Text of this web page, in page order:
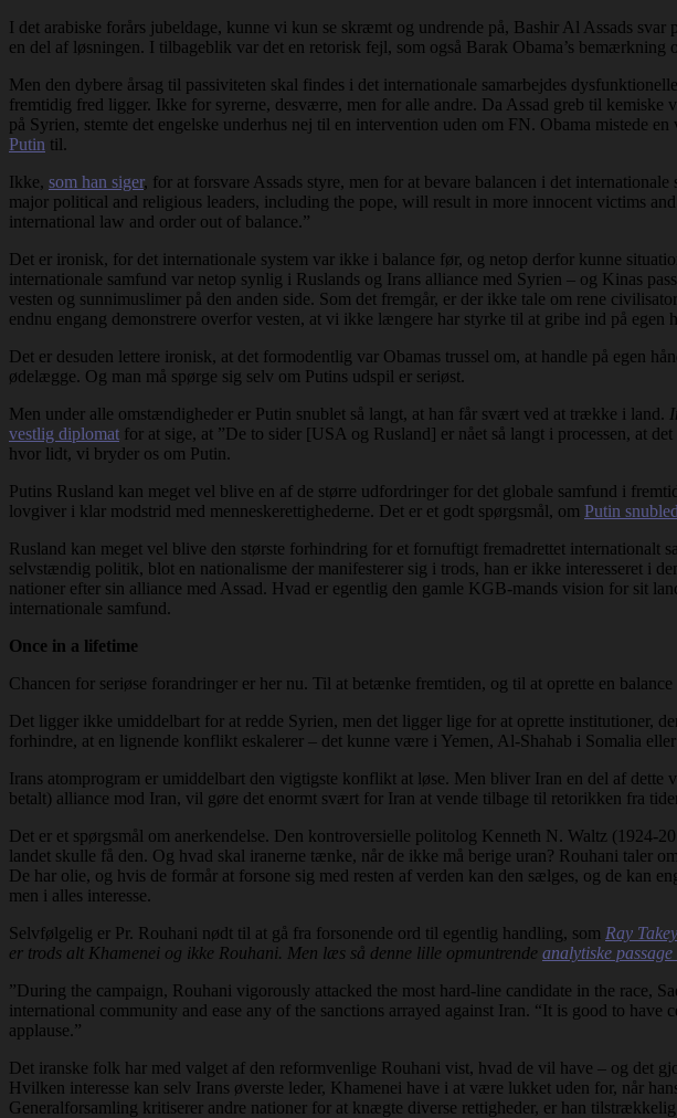
I det arabiske forårs jubeldage, kunne vi kun se skræmt og undrende på, Bashir Al Assads
en del af løsningen. I tilbageblik var det en retorisk fejl, som også Barak Obama’s
Men den dybere årsag til passiviteten skal findes i det internationale samarbejdes
fremtidig fred ligger. Ikke for syrerne, desværre, men for alle andre. Da Assad greb til
på Syrien, stemte det engelske underhus nej til en intervention uden om FN. Obama mistede
Putin til.
Ikke, som han siger, for at forsvare Assads styre, men for at bevare balancen i det
major political and religious leaders, including the pope, will result in more innocent victims
international law and order out of balance.”
Det er ironisk, for det internationale system var ikke i balance før, og netop derfor kunne
internationale samfund var netop synlig i Ruslands og Irans alliance med Syrien – og Kinas
vesten og sunnimuslimer på den anden side. Som det fremgår, er der ikke tale om rene
endnu engang demonstrere overfor vesten, at vi ikke længere har styrke til at gribe ind på
Det er desuden lettere ironisk, at det formodentlig var Obamas trussel om, at handle på egen
ødelægge. Og man må spørge sig selv om Putins udspil er seriøst.
Men under alle omstændigheder er Putin snublet så langt, at han får svært ved at trække i land.
vestlig diplomat for at sige, at ”De to sider [USA og Rusland] er nået så langt i processen, at
hvor lidt, vi bryder os om Putin.
Putins Rusland kan meget vel blive en af de større udfordringer for det globale samfund i
lovgiver i klar modstrid med menneskerettighederne. Det er et godt spørgsmål, om Putin
Rusland kan meget vel blive den største forhindring for et fornuftigt fremadrettet internationalt
selvstændig politik, blot en nationalisme der manifesterer sig i trods, han er ikke interesseret i
nationer efter sin alliance med Assad. Hvad er egentlig den gamle KGB-mands vision for sit
internationale samfund.
Once in a lifetime
Chancen for seriøse forandringer er her nu. Til at betænke fremtiden, og til at oprette en
Det ligger ikke umiddelbart for at redde Syrien, men det ligger lige for at oprette institutioner,
forhindre, at en lignende konflikt eskalerer – det kunne være i Yemen, Al-Shahab i Somalia
Irans atomprogram er umiddelbart den vigtigste konflikt at løse. Men bliver Iran en del af
betalt) alliance mod Iran, vil gøre det enormt svært for Iran at vende tilbage til retorikken fra
Det er et spørgsmål om anerkendelse. Den kontroversielle politolog Kenneth N. Waltz
landet skulle få den. Og hvad skal iranerne tænke, når de ikke må berige uran? Rouhani taler
De har olie, og hvis de formår at forsone sig med resten af verden kan den sælges, og de kan
men i alles interesse.
Selvfølgelig er Pr. Rouhani nødt til at gå fra forsonende ord til egentlig handling, som Ray
er trods alt Khamenei og ikke Rouhani. Men læs så denne lille opmuntrende analytiske
”During the campaign, Rouhani vigorously attacked the most hard-line candidate in the race,
international community and ease any of the sanctions arrayed against Iran. “It is good to
applause.”
Det iranske folk har med valget af den reformvenlige Rouhani vist, hvad de vil have – og det
Hvilken interesse kan selv Irans øverste leder, Khamenei have i at være lukket uden for, når
Generalforsamling kritiserer andre nationer for at knægte diverse rettigheder, er han